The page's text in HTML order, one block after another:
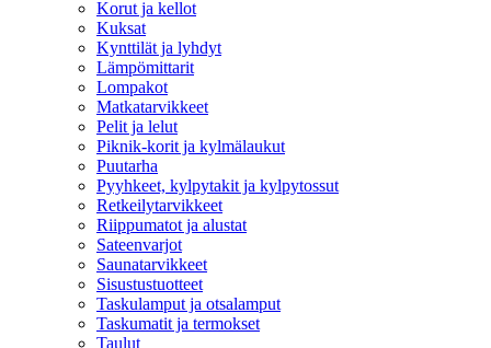
Korut ja kellot
Kuksat
Kynttilät ja lyhdyt
Lämpömittarit
Lompakot
Matkatarvikkeet
Pelit ja lelut
Piknik-korit ja kylmälaukut
Puutarha
Pyyhkeet, kylpytakit ja kylpytossut
Retkeilytarvikkeet
Riippumatot ja alustat
Sateenvarjot
Saunatarvikkeet
Sisustustuotteet
Taskulamput ja otsalamput
Taskumatit ja termokset
Taulut